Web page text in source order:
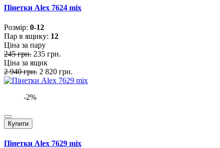
Пінетки Alex 7624 mix
Розмiр: 0-12
Пар в ящику: 12
Ціна за пару
245 грн. 235 грн.
Ціна за ящик
2 940 грн. 2 820 грн.
-2%
Купити
Пінетки Alex 7629 mix